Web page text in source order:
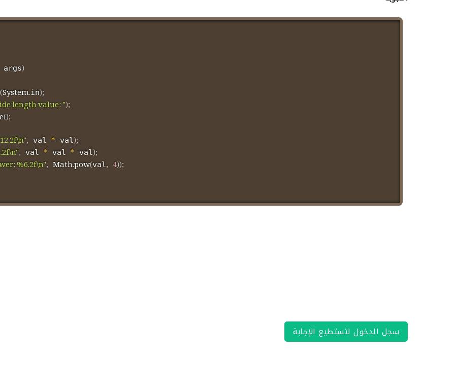
args)
(System.in);
length value: ");
();
, val * val);
, val * val * val);
%6.2f\n", Math.pow(val, 4));
length value: 15
.2f
.2f
سجل الدخول لتستطيع الإجابة